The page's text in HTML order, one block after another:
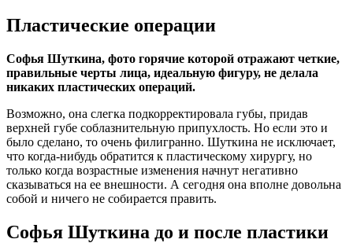
Пластические операции
Софья Шуткина, фото горячие которой отражают четкие,
правильные черты лица, идеальную фигуру, не делала
никаких пластических операций.
Возможно, она слегка подкорректировала губы, придав
верхней губе соблазнительную припухлость. Но если это и
было сделано, то очень филигранно. Шуткина не исключает,
что когда-нибудь обратится к пластическому хирургу, но
только когда возрастные изменения начнут негативно
сказываться на ее внешности. А сегодня она вполне довольна
собой и ничего не собирается править.
Софья Шуткина до и после пластики